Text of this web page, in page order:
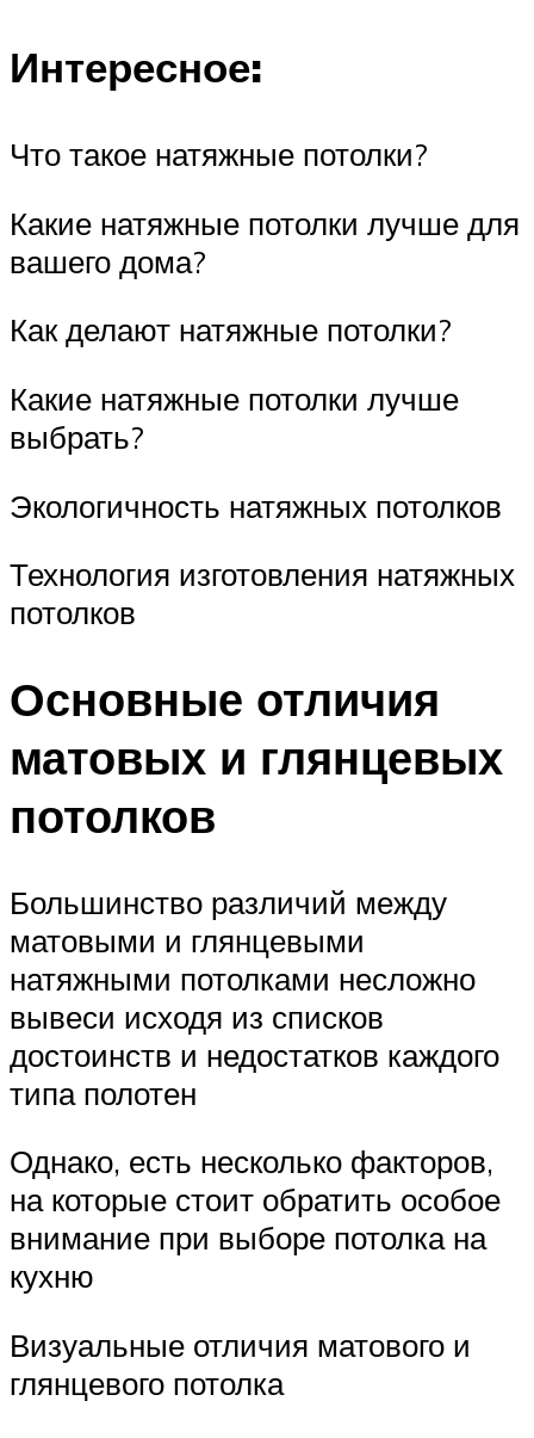
Интересное:
Что такое натяжные потолки?
Какие натяжные потолки лучше для
вашего дома?
Как делают натяжные потолки?
Какие натяжные потолки лучше
выбрать?
Экологичность натяжных потолков
Технология изготовления натяжных
потолков
Основные отличия
матовых и глянцевых
потолков
Большинство различий между
матовыми и глянцевыми
натяжными потолками несложно
вывеси исходя из списков
достоинств и недостатков каждого
типа полотен
Однако, есть несколько факторов,
на которые стоит обратить особое
внимание при выборе потолка на
кухню
Визуальные отличия матового и
глянцевого потолка